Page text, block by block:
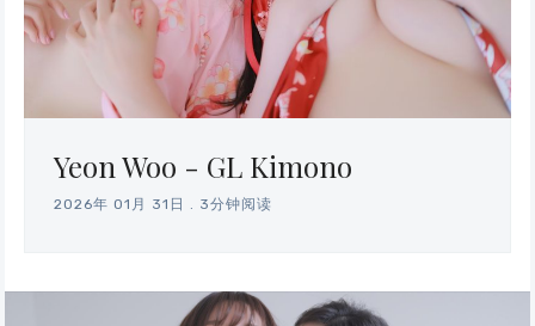
Yeon Woo - GL Kimono
2026年 01月 31日 3分钟阅读